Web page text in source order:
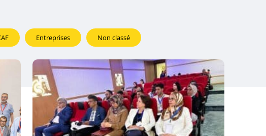
Entreprises Non classé